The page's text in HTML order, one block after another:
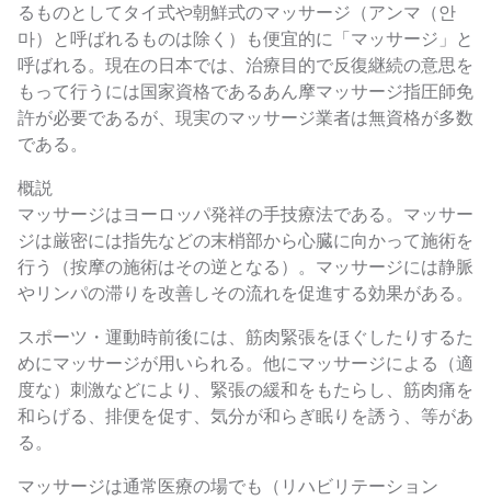
るものとしてタイ式や朝鮮式のマッサージ（アンマ（안
마）と呼ばれるものは除く）も便宜的に「マッサージ」と
呼ばれる。現在の日本では、治療目的で反復継続の意思を
もって行うには国家資格であるあん摩マッサージ指圧師免
許が必要であるが、現実のマッサージ業者は無資格が多数
である。
概説
マッサージはヨーロッパ発祥の手技療法である。マッサー
ジは厳密には指先などの末梢部から心臓に向かって施術を
行う（按摩の施術はその逆となる）。マッサージには静脈
やリンパの滞りを改善しその流れを促進する効果がある。
スポーツ・運動時前後には、筋肉緊張をほぐしたりするた
めにマッサージが用いられる。他にマッサージによる（適
度な）刺激などにより、緊張の緩和をもたらし、筋肉痛を
和らげる、排便を促す、気分が和らぎ眠りを誘う、等があ
る。
マッサージは通常医療の場でも（リハビリテーション